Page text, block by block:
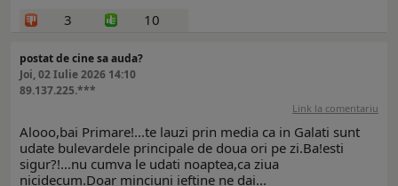
3
10
postat de cine sa auda?
Joi, 02 Iulie 2026 14:10
89.137.225.***
Link la comentariu
Alooo,bai Primare!...te lauzi prin media ca in Galati sunt
udate bulevardele principale de doua ori pe zi.Ba!esti
sigur?!...nu cumva le udati noaptea,ca ziua
nicidecum.Doar minciuni ieftine ne dai...